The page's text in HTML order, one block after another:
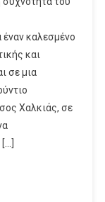
Στη
Εκπομπή
«EQ»
Του
έναν καλεσμένο
και
σε μια
Χαλκιάς, σε